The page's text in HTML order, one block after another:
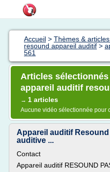
Accueil > Thèmes &
resound appareil auditif >
561
Articles
appareil auditif
→ 1 articles
Aucune vidéo sélectionnée pour
Appareil auditif
auditive ...
Contact
Appareil auditif RESOUND